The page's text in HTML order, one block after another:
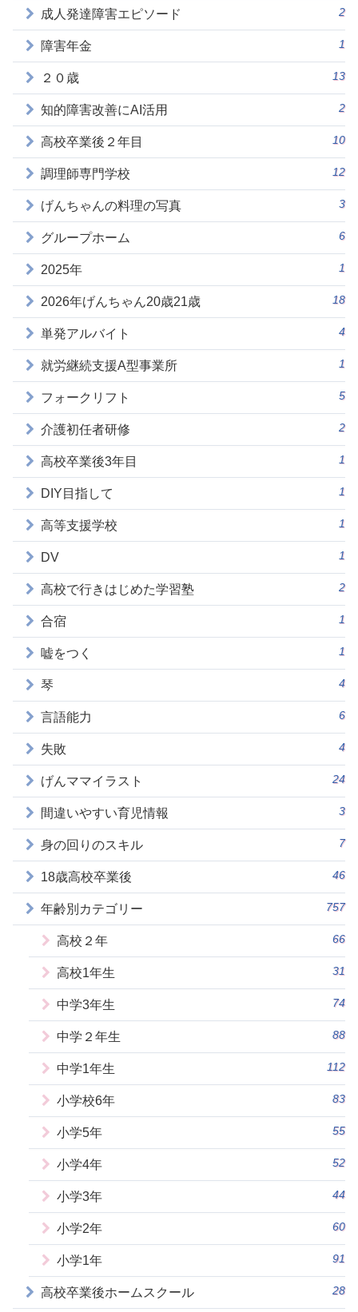
成人発達障害エピソード 2
障害年金 1
２０歳 13
知的障害改善にAI活用 2
高校卒業後２年目 10
調理師専門学校 12
げんちゃんの料理の写真 3
グループホーム 6
2025年 1
2026年げんちゃん20歳21歳 18
単発アルバイト 4
就労継続支援A型事業所 1
フォークリフト 5
介護初任者研修 2
高校卒業後3年目 1
DIY目指して 1
高等支援学校 1
DV 1
高校で行きはじめた学習塾 2
合宿 1
嘘をつく 1
琴 4
言語能力 6
失敗 4
げんママイラスト 24
間違いやすい育児情報 3
身の回りのスキル 7
18歳高校卒業後 46
年齢別カテゴリー 757
高校２年 66
高校1年生 31
中学3年生 74
中学２年生 88
中学1年生 112
小学校6年 83
小学5年 55
小学4年 52
小学3年 44
小学2年 60
小学1年 91
高校卒業後ホームスクール 28